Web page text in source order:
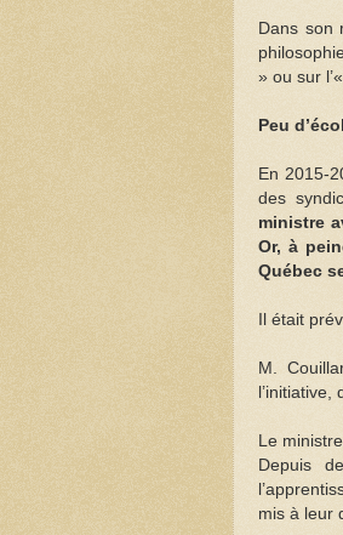
Dans son
» ou sur
Peu
En 2015-
des
ministre
Or, à
Québec
Il était
M.
Le
Depuis
mis à leur